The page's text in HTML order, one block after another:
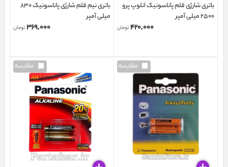
باتری شارژی قلم پاناسونیک انلوپ پرو
2500 میلی آمپر
۴۲۰,۰۰۰تومان
باتری نیم قلم شارژی پاناسونیک 830
میلی آمپر
۳۶۹,۰۰۰تومان
مقایسه مقایسه